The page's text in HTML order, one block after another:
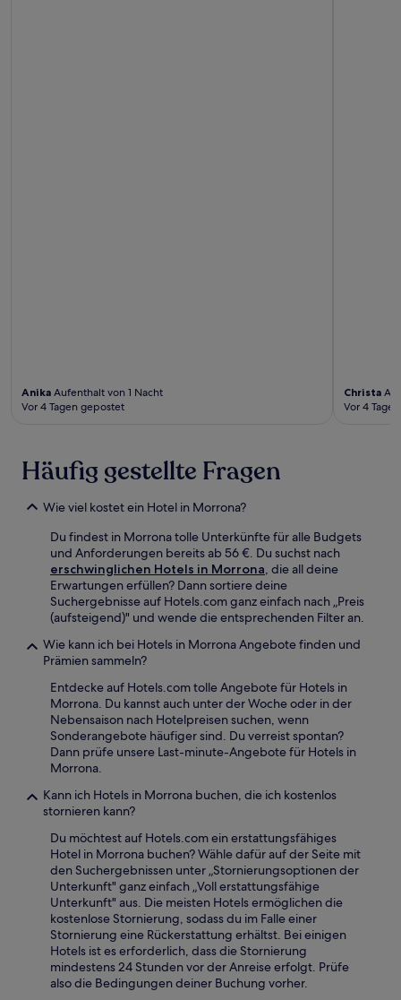
Anika Aufenthalt von 1 Nacht
Vor 4 Tagen gepostet
Christa
Vor 4
Häufig gestellte Fragen
Wie viel kostet ein Hotel in Morrona?
Du findest in Morrona tolle Unterkünfte für alle Budgets
und Anforderungen bereits ab 56 €. Du suchst nach
erschwinglichen Hotels in Morrona, die all deine
Erwartungen erfüllen? Dann sortiere deine
Suchergebnisse auf Hotels.com ganz einfach nach „Preis
(aufsteigend)" und wende die entsprechenden Filter an.
Wie kann ich bei Hotels in Morrona Angebote finden und
Prämien sammeln?
Entdecke auf Hotels.com tolle Angebote für Hotels in
Morrona. Du kannst auch unter der Woche oder in der
Nebensaison nach Hotelpreisen suchen, wenn
Sonderangebote häufiger sind. Du verreist spontan?
Dann prüfe unsere Last-minute-Angebote für Hotels in
Morrona.
Kann ich Hotels in Morrona buchen, die ich kostenlos
stornieren kann?
Du möchtest auf Hotels.com ein erstattungsfähiges
Hotel in Morrona buchen? Wähle dafür auf der Seite mit
den Suchergebnissen unter „Stornierungsoptionen der
Unterkunft" ganz einfach „Voll erstattungsfähige
Unterkunft" aus. Die meisten Hotels ermöglichen die
kostenlose Stornierung, sodass du im Falle einer
Stornierung eine Rückerstattung erhältst. Bei einigen
Hotels ist es erforderlich, dass die Stornierung
mindestens 24 Stunden vor der Anreise erfolgt. Prüfe
also die Bedingungen deiner Buchung vorher.